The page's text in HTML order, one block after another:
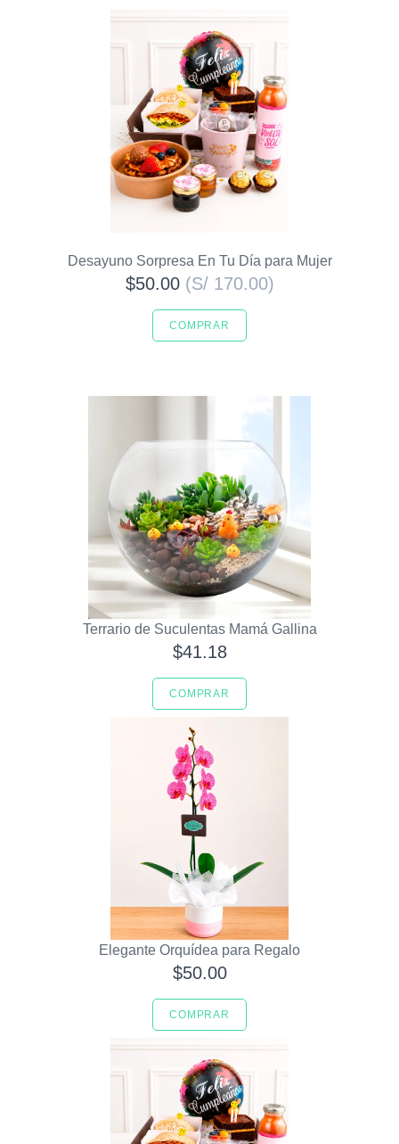
Desayuno Sorpresa En Tu Día para Mujer
$50.00 (S/ 170.00)
COMPRAR
Terrario de Suculentas Mamá Gallina
$41.18
COMPRAR
Elegante Orquídea para Regalo
$50.00
COMPRAR